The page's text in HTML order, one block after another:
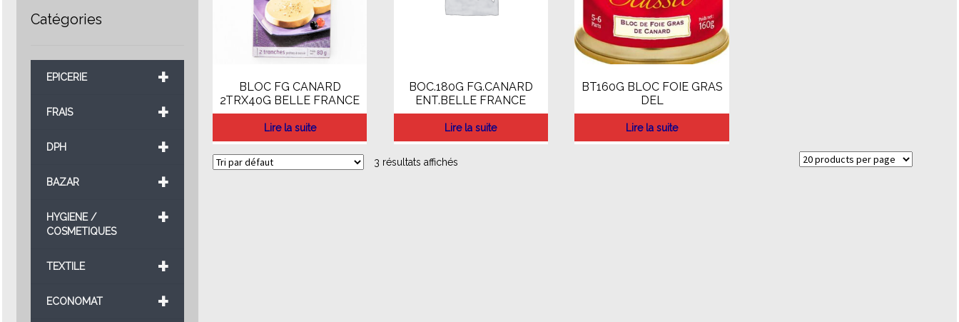
BLOC FG CANARD
2TRX40G BELLE FRANCE
Lire la suite
BOC.180G FG.CANARD
ENT.BELLE FRANCE
Lire la suite
BT160G BLOC FOIE GRAS
DEL
Lire la suite
3 résultats affichés
Catégories
+
EPICERIE
+
FRAIS
+
DPH
+
BAZAR
+
HYGIENE /
COSMETIQUES
+
TEXTILE
+
ECONOMAT